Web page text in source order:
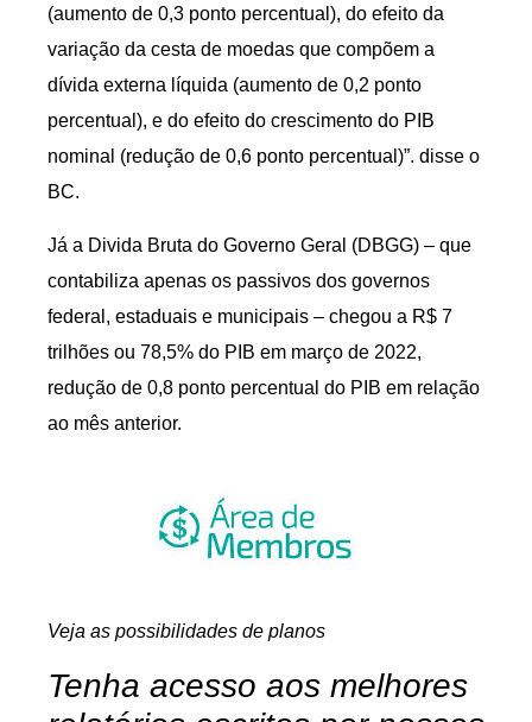
(aumento de 0,3 ponto percentual), do efeito da
variação da cesta de moedas que compõem a
dívida externa líquida (aumento de 0,2 ponto
percentual), e do efeito do crescimento do PIB
nominal (redução de 0,6 ponto percentual)”. disse o
BC.
Já a Divida Bruta do Governo Geral (DBGG) – que
contabiliza apenas os passivos dos governos
federal, estaduais e municipais – chegou a R$ 7
trilhões ou 78,5% do PIB em março de 2022,
redução de 0,8 ponto percentual do PIB em relação
ao mês anterior.
Veja as possibilidades de planos
Tenha acesso aos melhores